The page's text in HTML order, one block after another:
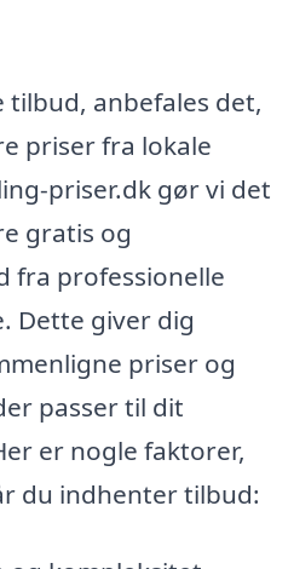
tilbud, anbefales det,
priser fra lokale
priser.dk gør vi det
gratis og
fra professionelle
Dette giver dig
priser og
passer til dit
er nogle faktorer,
du indhenter tilbud: